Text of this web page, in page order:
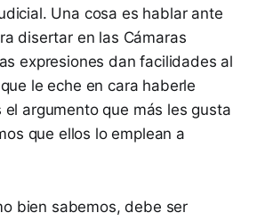
Una cosa es hablar ante
disertar en las Cámaras
expresiones dan facilidades al
le eche en cara haberle
el argumento que más les gusta
que ellos lo emplean a
bien sabemos, debe ser